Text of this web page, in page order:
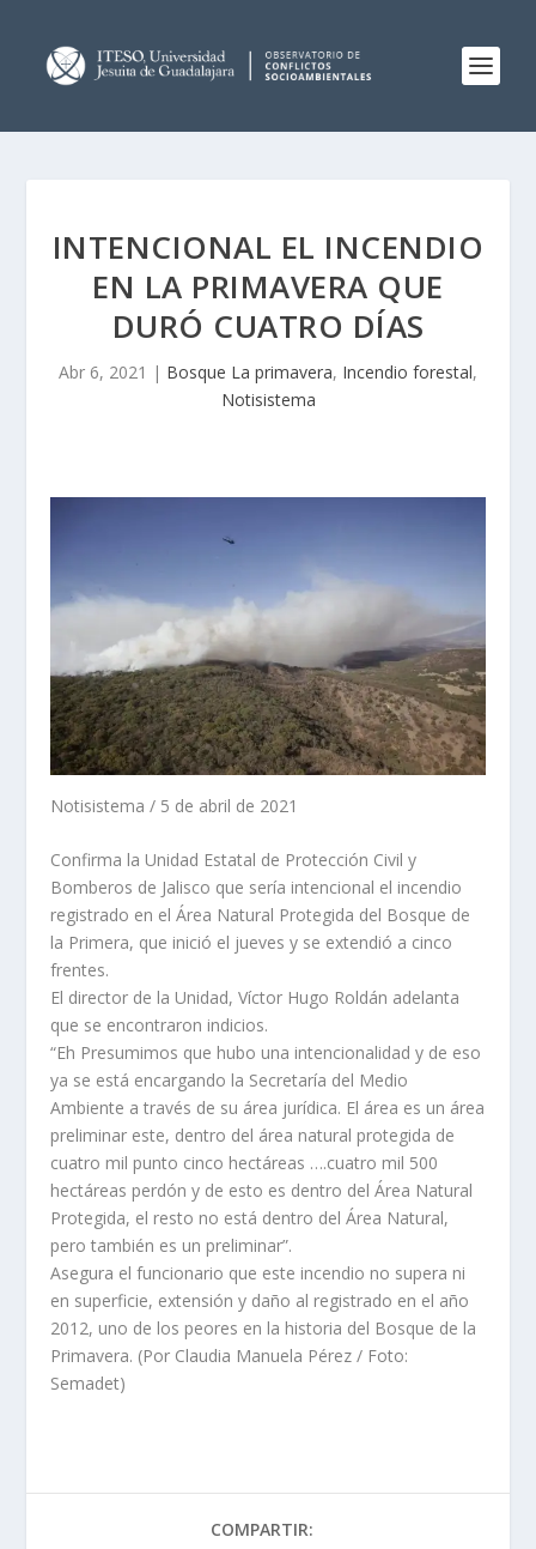
INTENCIONAL EL INCENDIO
EN LA PRIMAVERA QUE
DURÓ CUATRO DÍAS
Abr 6, 2021 | Bosque La primavera, Incendio forestal,
Notisistema
Notisistema / 5 de abril de 2021
Confirma la Unidad Estatal de Protección Civil y
Bomberos de Jalisco que sería intencional el incendio
registrado en el Área Natural Protegida del Bosque de
la Primera, que inició el jueves y se extendió a cinco
frentes.
El director de la Unidad, Víctor Hugo Roldán adelanta
que se encontraron indicios.
“Eh Presumimos que hubo una intencionalidad y de eso
ya se está encargando la Secretaría del Medio
Ambiente a través de su área jurídica. El área es un área
preliminar este, dentro del área natural protegida de
cuatro mil punto cinco hectáreas ….cuatro mil 500
hectáreas perdón y de esto es dentro del Área Natural
Protegida, el resto no está dentro del Área Natural,
pero también es un preliminar”.
Asegura el funcionario que este incendio no supera ni
en superficie, extensión y daño al registrado en el año
2012, uno de los peores en la historia del Bosque de la
Primavera. (Por Claudia Manuela Pérez / Foto:
Semadet)
COMPARTIR: